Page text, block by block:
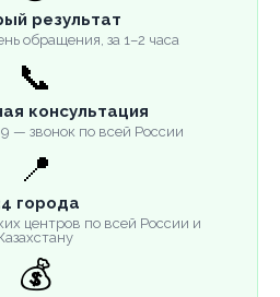
результат
обращения, за 1–2 часа
📞
консультация
— звонок по всей России
📍
города
центров по всей России и
💰